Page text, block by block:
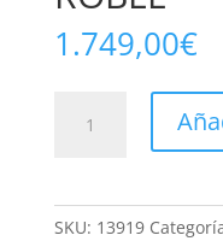
1.749,00€
MALENA
SKU: 13919